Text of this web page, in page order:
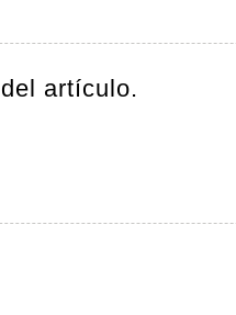
artículo.